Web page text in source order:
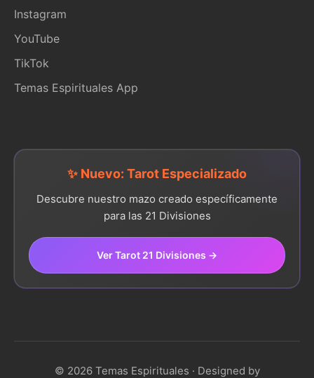
Instagram
YouTube
TikTok
Temas Espirituales App
✨ Nuevo: Tarot Especializado
Descubre nuestro mazo creado específicamente
para las 21 Divisiones
Ver Tarot 21 Divisiones →
© 2026 Temas Espirituales · Designed by